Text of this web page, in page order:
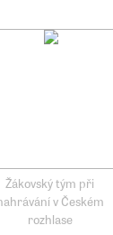
Žákovský tým při
v Českém
rozhlase